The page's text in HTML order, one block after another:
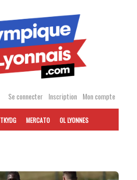
Se connecter Inscription Mon compte
TKYDG MERCATO OL LYONNES